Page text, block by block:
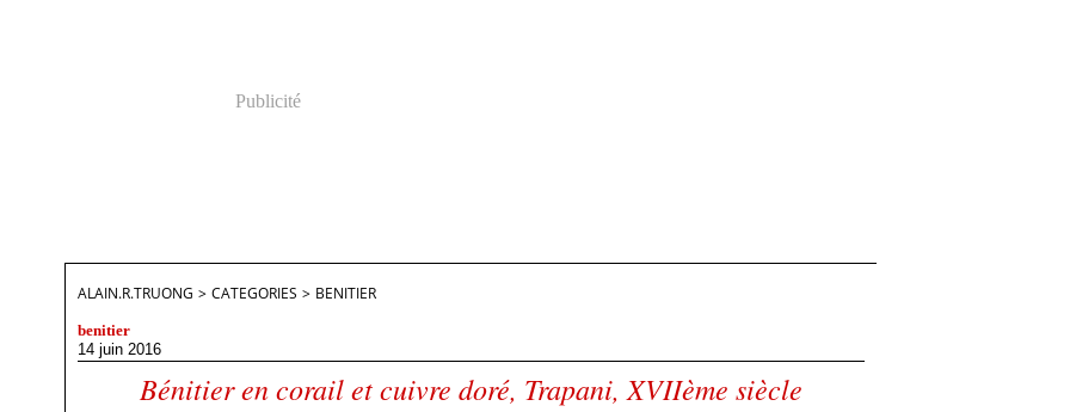
Publicité
ALAIN.R.TRUONG > CATEGORIES > BENITIER
benitier
14 juin 2016
Bénitier en corail et cuivre doré, Trapani, XVIIème siècle